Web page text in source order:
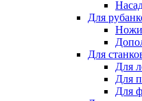
Для
Ножи
Для
Для
Для
Для